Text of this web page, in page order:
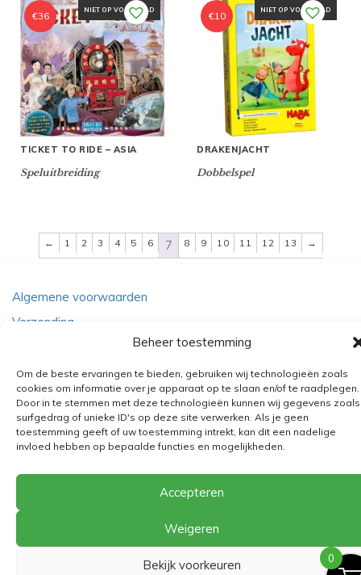
Beheer toestemming
Om de beste ervaringen te bieden, gebruiken wij technologieën zoals
cookies om informatie over je apparaat op te slaan en/of te raadplegen.
Door in te stemmen met deze technologieën kunnen wij gegevens zoals
surfgedrag of unieke ID's op deze site verwerken. Als je geen
toestemming geeft of uw toestemming intrekt, kan dit een nadelige
invloed hebben op bepaalde functies en mogelijkheden.
Accepteren
Weigeren
Bekijk voorkeuren
NIET OP VOORRAAD
TICKET TO RIDE – ASIA
Speluitbreiding
€36
NIET OP VOORRAAD
DRAKENJACHT
Dobbelspel
€10
← 1 2 3 4 5 6 7 8 9 10 11 12 13 →
Algemene voorwaarden
Verzending
BE 0682.845.059
© 2026The Playground
0